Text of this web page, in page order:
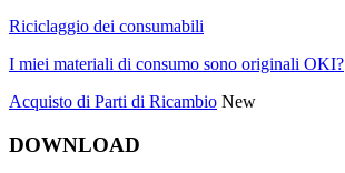
Riciclaggio dei consumabili
I miei materiali di consumo sono originali OKI?
Acquisto di Parti di Ricambio New
DOWNLOAD